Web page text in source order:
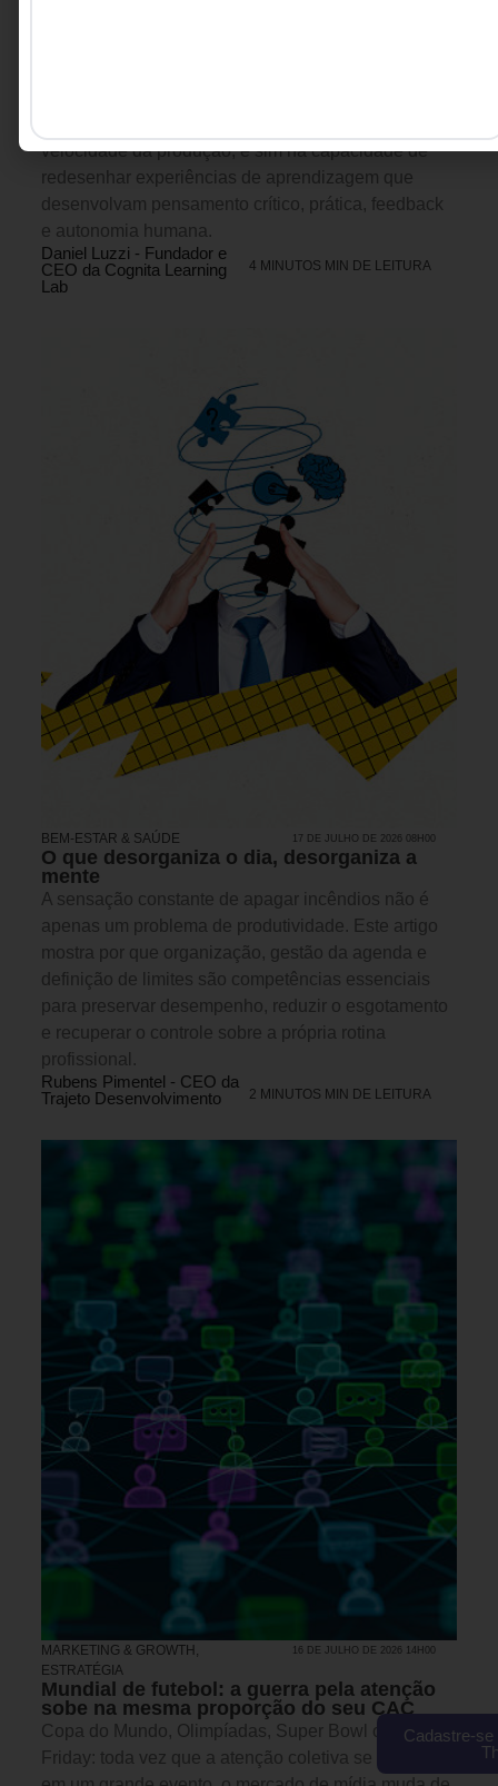
velocidade da produção, e sim na capacidade de
redesenhar experiências de aprendizagem que
desenvolvam pensamento crítico, prática, feedback
e autonomia humana.
Daniel Luzzi - Fundador e
CEO da Cognita Learning
Lab
4 MINUTOS MIN DE LEITURA
BEM-ESTAR & SAÚDE 17 DE JULHO DE 2026 08H00
O que desorganiza o dia, desorganiza a
mente
A sensação constante de apagar incêndios não é
apenas um problema de produtividade. Este artigo
mostra por que organização, gestão da agenda e
definição de limites são competências essenciais
para preservar desempenho, reduzir o esgotamento
e recuperar o controle sobre a própria rotina
profissional.
Rubens Pimentel - CEO da
Trajeto Desenvolvimento
2 MINUTOS MIN DE LEITURA
MARKETING & GROWTH ,
ESTRATÉGIA
16 DE JULHO DE 2026 14H00
Mundial de futebol: a guerra pela atenção
sobe na mesma proporção do seu CAC
Copa do Mundo, Olimpíadas, Super Bowl ou Black
Friday: toda vez que a atenção coletiva se concentra
Cadastre-